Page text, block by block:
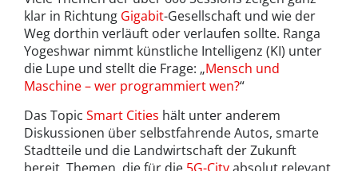
klar in Richtung Gigabit-Gesellschaft und wie der
Weg dorthin verläuft oder verlaufen sollte. Ranga
Yogeshwar nimmt künstliche Intelligenz (KI) unter
die Lupe und stellt die Frage: „Mensch und
Maschine – wer programmiert wen?“
Das Topic Smart Cities hält unter anderem
Diskussionen über selbstfahrende Autos, smarte
Stadtteile und die Landwirtschaft der Zukunft